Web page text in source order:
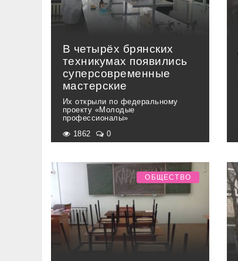
В четырёх брянских
техникумах появились
суперсовременные
мастерские
Их открыли по федеральному
проекту «Молодые
профессионалы»
1862 0
ОБЩЕСТВО